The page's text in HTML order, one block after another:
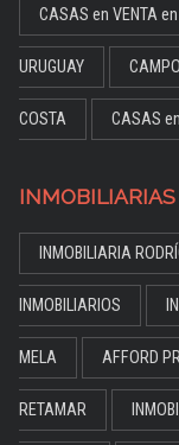
CASAS en VENTA en
URUGUAY
COSTA CASAS
INMOBILIARIA
INMOBILIARIOS
MELA AFFORD
RETAMAR